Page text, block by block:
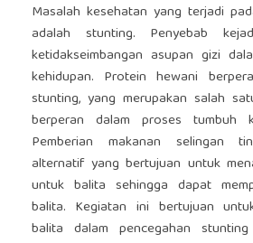
Masalah kesehatan yang terjadi
adalah stunting. Penyebab
ketidakseimbangan asupan gizi
kehidupan. Protein hewani
stunting, yang merupakan salah
berperan dalam proses tumbuh
Pemberian makanan selingan
alternatif yang bertujuan untuk
untuk balita sehingga dapat
balita. Kegiatan ini bertujuan
balita dalam pencegahan